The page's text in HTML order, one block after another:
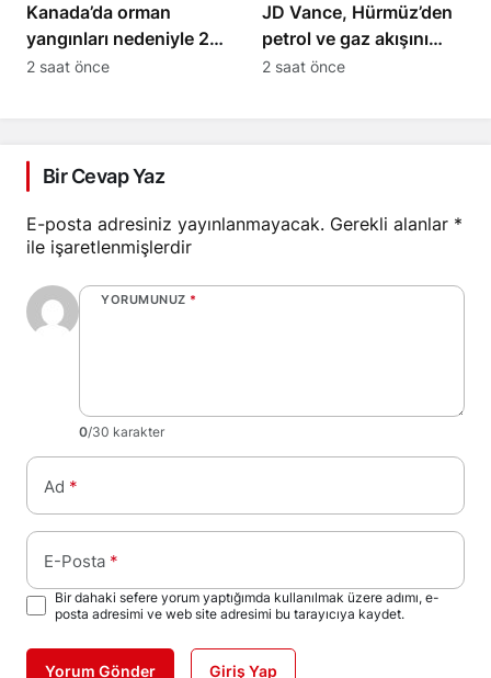
Kanada’da orman
yangınları nedeniyle 20
bin kişi tahliye ediliyor
2 saat önce
JD Vance, Hürmüz’den
petrol ve gaz akışını
artıracaklarını açıkladı
2 saat önce
Bir Cevap Yaz
E-posta adresiniz yayınlanmayacak. Gerekli alanlar *
ile işaretlenmişlerdir
YORUMUNUZ *
0/30 karakter
Ad *
E-Posta *
Bir dahaki sefere yorum yaptığımda kullanılmak üzere adımı, e-
posta adresimi ve web site adresimi bu tarayıcıya kaydet.
Yorum Gönder Giriş Yap